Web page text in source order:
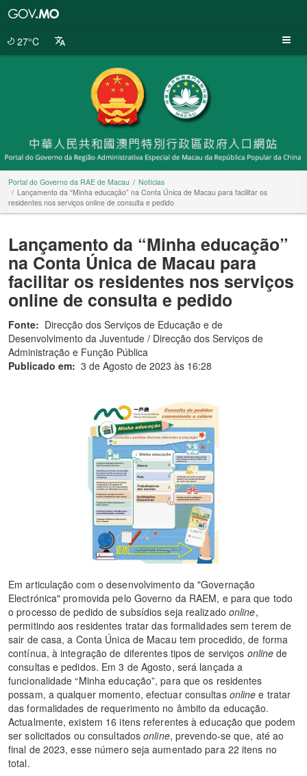
27°C
Portal do Governo da RAE de Macau
Notícias
Lançamento da “Minha educação” na Conta Única de Macau para facilitar os
residentes nos serviços online de consulta e pedido
Lançamento da “Minha educação”
na Conta Única de Macau para
facilitar os residentes nos serviços
online de consulta e pedido
Fonte: Direcção dos Serviços de Educação e de
Desenvolvimento da Juventude / Direcção dos Serviços de
Administração e Função Pública
Publicado em: 3 de Agosto de 2023 às 16:28
Em articulação com o desenvolvimento da "Governação
Electrónica" promovida pelo Governo da RAEM, e para que todo
o processo de pedido de subsídios seja realizado online,
permitindo aos residentes tratar das formalidades sem terem de
sair de casa, a Conta Única de Macau tem procedido, de forma
contínua, à integração de diferentes tipos de serviços online de
consultas e pedidos. Em 3 de Agosto, será lançada a
funcionalidade “Minha educação”, para que os residentes
possam, a qualquer momento, efectuar consultas online e tratar
das formalidades de requerimento no âmbito da educação.
Actualmente, existem 16 itens referentes à educação que podem
ser solicitados ou consultadosonline, prevendo-se que, até ao
final de 2023, esse número seja aumentado para 22 itens no
total.